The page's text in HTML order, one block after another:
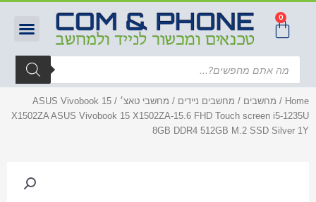
0
Home
/ מחשבים / מחשבים ניידים / מחשבי טאצ׳
/ ASUS Vivobook 15
X1502ZA ASUS Vivobook 15 X1502ZA-15.6 FHD Touch screen i5-1235U
8GB DDR4 512GB M.2 SSD Silver 1Y